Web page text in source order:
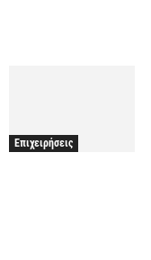
Επιχειρήσεις